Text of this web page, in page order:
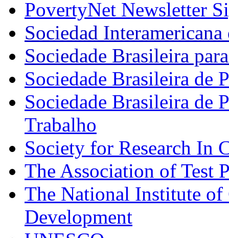
PovertyNet Newsletter
Sociedad
Sociedade Brasileira
Sociedade Brasileira de
Sociedade Brasileira de
Trabalho
Society for Research In
The Association of Test
The National Institute
Development